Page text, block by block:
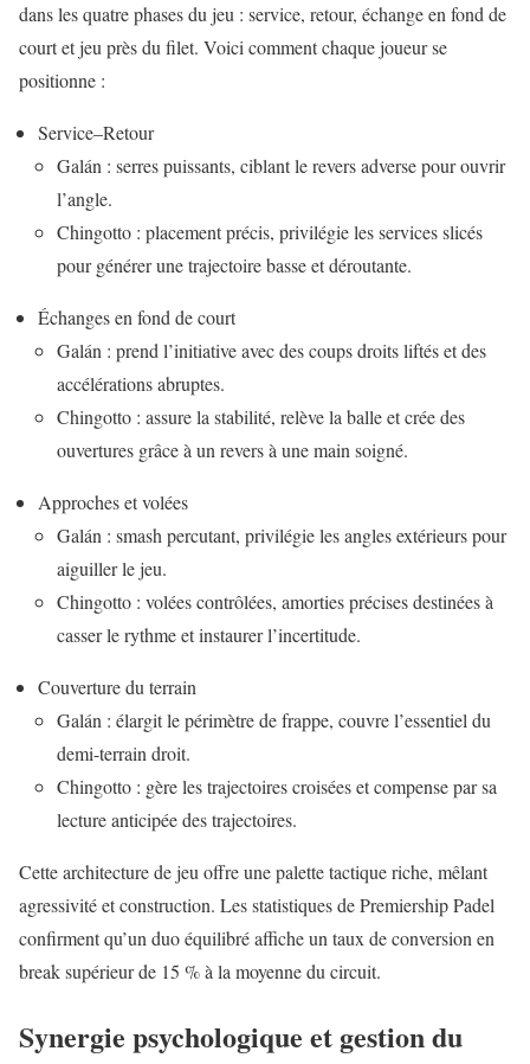
dans les quatre phases du jeu : service, retour, échange en fond de
court et jeu près du filet. Voici comment chaque joueur se
positionne :
Service–Retour
Galán : serres puissants, ciblant le revers adverse pour ouvrir
l’angle.
Chingotto : placement précis, privilégie les services slicés
pour générer une trajectoire basse et déroutante.
Échanges en fond de court
Galán : prend l’initiative avec des coups droits liftés et des
accélérations abruptes.
Chingotto : assure la stabilité, relève la balle et crée des
ouvertures grâce à un revers à une main soigné.
Approches et volées
Galán : smash percutant, privilégie les angles extérieurs pour
aiguiller le jeu.
Chingotto : volées contrôlées, amorties précises destinées à
casser le rythme et instaurer l’incertitude.
Couverture du terrain
Galán : élargit le périmètre de frappe, couvre l’essentiel du
demi-terrain droit.
Chingotto : gère les trajectoires croisées et compense par sa
lecture anticipée des trajectoires.
Cette architecture de jeu offre une palette tactique riche, mêlant
agressivité et construction. Les statistiques de Premiership Padel
confirment qu’un duo équilibré affiche un taux de conversion en
break supérieur de 15 % à la moyenne du circuit.
Synergie psychologique et gestion du